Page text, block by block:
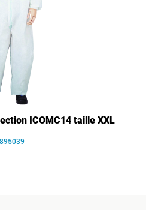
ICOMC14 taille XXL
895039